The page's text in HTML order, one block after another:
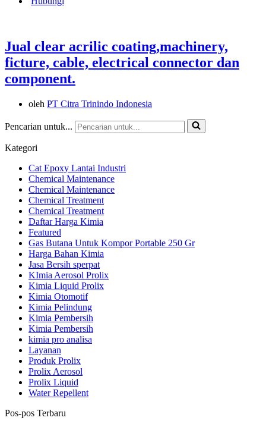
Jual clear acrilic coating,machinery,
ficture, cable, electrical connector dan
component.
oleh PT Citra Trinindo Indonesia
Pencarian untuk...
Kategori
Cat Epoxy Lantai Industri
Chemical Maintenance
Chemical Maintenance
Chemical Treatment
Chemical Treatment
Daftar Harga Kimia
Featured
Gas Butana Untuk Kompor Portable 250 Gr
Harga Bahan Kimia
Jasa Bersih sperpat
KImia Aerosol Prolix
Kimia Liquid Prolix
Kimia Otomotif
Kimia Pelindung
Kimia Pembersih
Kimia Pembersih
kimia pro analisa
Layanan
Produk Prolix
Prolix Aerosol
Prolix Liquid
Water Repellent
Pos-pos Terbaru